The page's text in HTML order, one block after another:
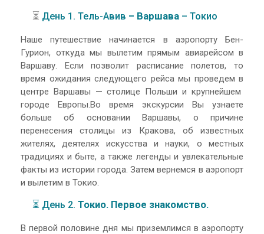
⏳ День 1. Тель-Авив – Варшава – Токио
Наше путешествие начинается в аэропорту Бен-
Гурион, откуда мы вылетим прямым авиарейсом в
Варшаву. Если позволит расписание полетов, то
время ожидания следующего рейса мы проведем в
центре Варшавы — столице Польши и крупнейшем
городе Европы.Во время экскурсии Вы узнаете
больше об основании Варшавы, о причине
перенесения столицы из Кракова, об известных
жителях, деятелях искусства и науки, о местных
традициях и быте, а также легенды и увлекательные
факты из истории города. Затем вернемся в аэропорт
и вылетим в Токио.
⏳ День 2. Токио. Первое знакомство.
В первой половине дня мы приземлимся в аэропорту